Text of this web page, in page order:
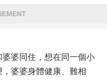
婆同住，想在同一個小
婆婆身體健康、難相